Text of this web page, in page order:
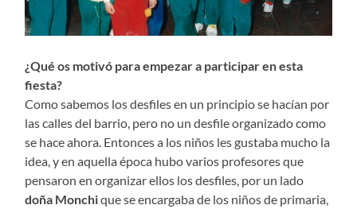
¿Qué os motivó para empezar a participar en esta
fiesta?
Como sabemos los desfiles en un principio se hacían por
las calles del barrio, pero no un desfile organizado como
se hace ahora. Entonces a los niños les gustaba mucho la
idea, y en aquella época hubo varios profesores que
pensaron en organizar ellos los desfiles, por un lado
doña Monchique se encargaba de los niños de primaria,